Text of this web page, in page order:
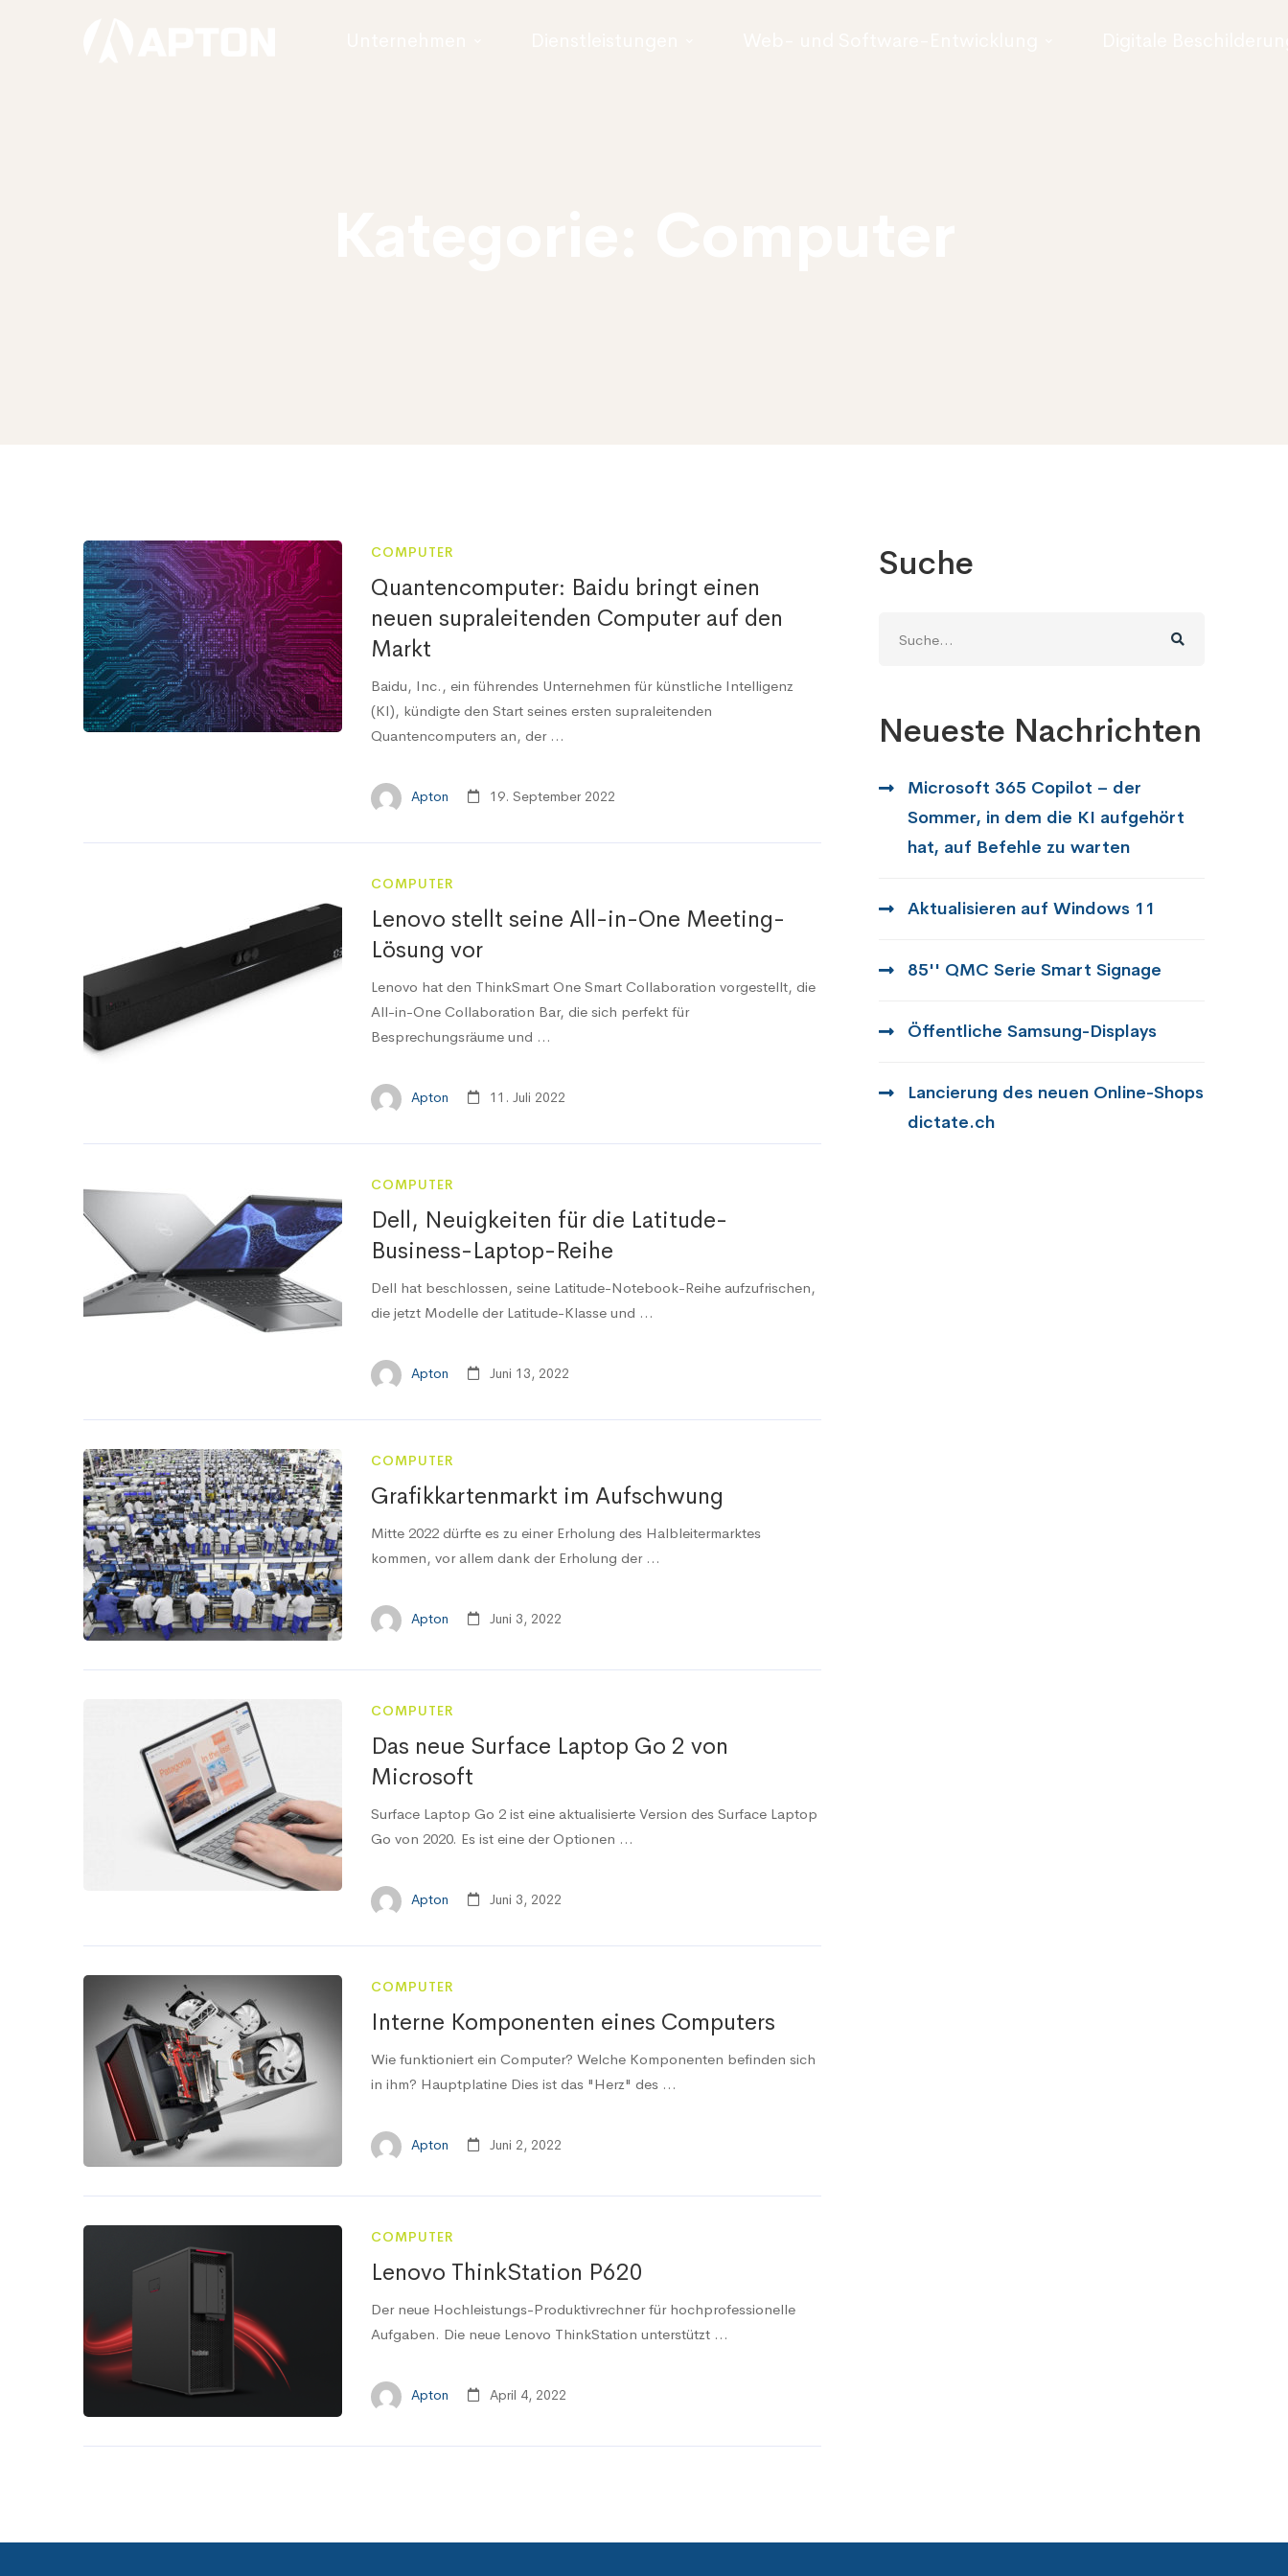
COMPUTER
Quantencomputer: Baidu bringt einen
neuen supraleitenden Computer auf den
Markt
Baidu, Inc., ein führendes Unternehmen für künstliche Intelligenz
(KI), kündigte den Start seines ersten supraleitenden
Quantencomputers an, der ...
Apton 19. September 2022
COMPUTER
Lenovo stellt seine All-in-One Meeting-
Lösung vor
Lenovo hat den ThinkSmart One Smart Collaboration vorgestellt, die
All-in-One Collaboration Bar, die sich perfekt für
Besprechungsräume und ...
Apton 11. Juli 2022
COMPUTER
Dell, Neuigkeiten für die Latitude-
Business-Laptop-Reihe
Dell hat beschlossen, seine Latitude-Notebook-Reihe aufzufrischen,
die jetzt Modelle der Latitude-Klasse und ...
Apton Juni 13, 2022
COMPUTER
Grafikkartenmarkt im Aufschwung
Mitte 2022 dürfte es zu einer Erholung des Halbleitermarktes
kommen, vor allem dank der Erholung der ...
Apton Juni 3, 2022
COMPUTER
Das neue Surface Laptop Go 2 von
Microsoft
Surface Laptop Go 2 ist eine aktualisierte Version des Surface Laptop
Go von 2020. Es ist eine der Optionen ...
Apton Juni 3, 2022
COMPUTER
Interne Komponenten eines Computers
Wie funktioniert ein Computer? Welche Komponenten befinden sich
in ihm? Hauptplatine Dies ist das "Herz" des ...
Apton Juni 2, 2022
COMPUTER
Lenovo ThinkStation P620
Der neue Hochleistungs-Produktivrechner für hochprofessionelle
Aufgaben. Die neue Lenovo ThinkStation unterstützt ...
Apton April 4, 2022
Suche
nach:
Neueste Nachrichten
Microsoft 365 Copilot – der
Sommer, in dem die KI aufgehört
hat, auf Befehle zu warten
Aktualisieren auf Windows 11
85'' QMC Serie Smart Signage
Öffentliche Samsung-Displays
Lancierung des neuen Online-Shops
dictate.ch